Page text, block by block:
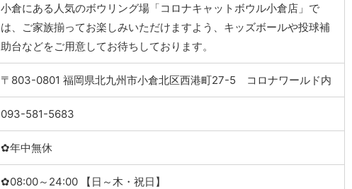
小倉にある人気のボウリング場「コロナキャットボウル小倉店」で
は、ご家族揃ってお楽しみいただけますよう、キッズボールや投球補
助台などをご用意してお待ちしております。
〒803-0801 福岡県北九州市小倉北区西港町27-5 コロナワールド内
093-581-5683
✿年中無休
✿08:00～24:00 【日～木・祝日】